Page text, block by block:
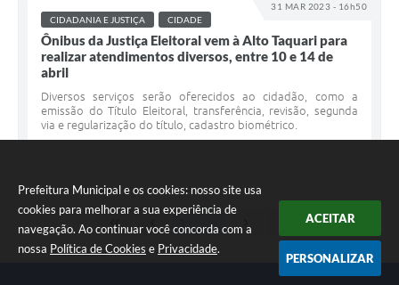
Prefeitura Municipal e os cookies: nosso site usa
cookies para melhorar a sua experiência de
navegação. Ao continuar você concorda com a
nossa Política de Cookies e Privacidade.
ACEITAR
PERSONALIZAR
31 MAR 2023 - 16h50
CIDADANIA E JUSTIÇA CIDADE
Ônibus da Justiça Eleitoral vem à Alto Taquari para
realizar atendimentos diversos, entre 10 e 14 de
abril
Diversos serviços serão oferecidos ao cidadão, como a
emissão do Título Eleitoral, transferência, revisão, segunda
via e regularização do título, cadastro biométrico.